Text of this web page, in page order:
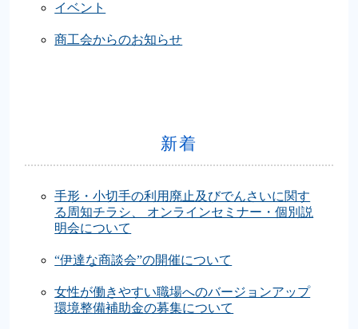
イベント
商工会からのお知らせ
新着
手形・小切手の利用廃止及びでんさいに関す
る周知チラシ、 オンラインセミナー・個別説
明会について
“伊達な商談会”の開催について
女性が働きやすい職場へのバージョンアップ
環境整備補助金の募集について